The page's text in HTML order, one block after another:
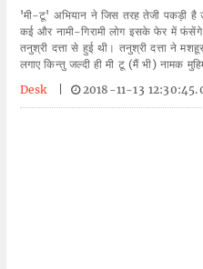
'मी-टू' अभियान ने जिस तरह तेजी पकड़ी है
कई और नामी-गिरामी लोग इसके फेर में
तनुश्री दत्ता से हुई थी। तनुश्री दत्ता ने
लगाए किन्तु जल्दी ही मी टू (मैं भी) नामक
Desk
2018-11-13